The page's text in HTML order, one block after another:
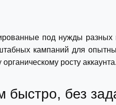
под нужды
кампаний для
росту аккаунта.
быстро, без